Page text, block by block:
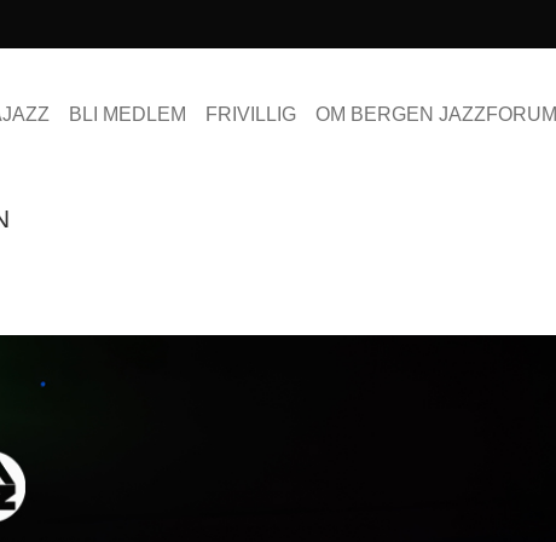
BLI MEDLEM FRIVILLIG OM BERGEN JAZZFORUM